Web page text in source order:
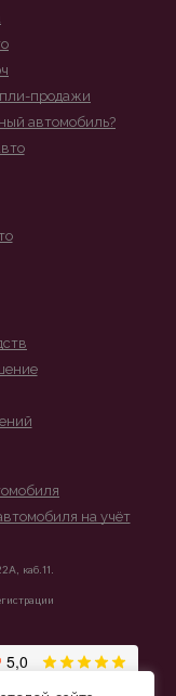
продажи
автомобиль?
на учёт
каб.11.